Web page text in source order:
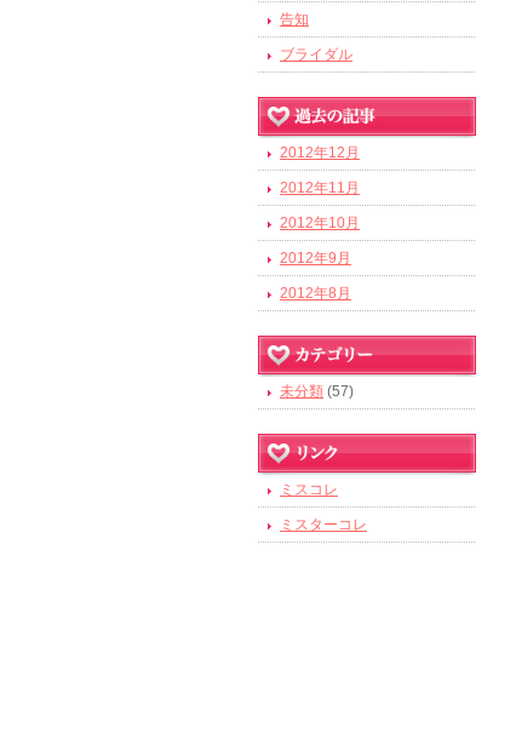
告知
ブライダル
2012年12月
2012年11月
2012年10月
2012年9月
2012年8月
未分類 (57)
ミスコレ
ミスターコレ